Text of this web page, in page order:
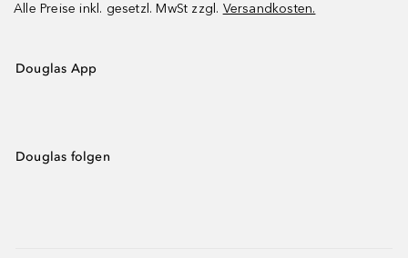
Alle Preise inkl. gesetzl. MwSt zzgl. Versandkosten.
Douglas App
Douglas folgen